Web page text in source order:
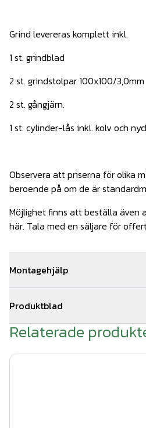
Grind levereras komplett inkl.
1 st. grindblad
2 st. grindstolpar 100x100/3,0mm
2 st. gångjärn.
1 st. cylinder-lås inkl. kolv och
Observera att priserna för olika
beroende på om de är
Möjlighet finns att beställa även
här. Tala med en säljare för
Montagehjälp
vi dig gärna. Vi har ett team med
specialister på våra produkter.
installationer årligen. Hör av dig
kostnadsfri offert genom
Produktblad
Kvalitet & färg
Relaterade